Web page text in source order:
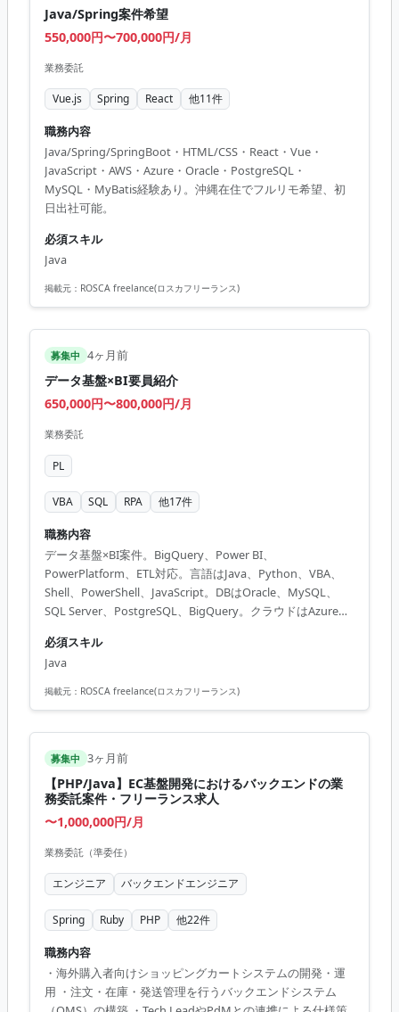
Java/Spring案件希望
550,000円〜700,000円/月
業務委託
Vue.js Spring React 他11件
職務内容
Java/Spring/SpringBoot・HTML/CSS・React・Vue・
JavaScript・AWS・Azure・Oracle・PostgreSQL・
MySQL・MyBatis経験あり。沖縄在住でフルリモ希望、初
日出社可能。
必須スキル
Java
掲載元： ROSCA freelance(ロスカフリーランス)
募集中 4ヶ月前
データ基盤×BI要員紹介
650,000円〜800,000円/月
業務委託
PL
VBA SQL RPA 他17件
職務内容
データ基盤×BI案件。BigQuery、Power BI、
PowerPlatform、ETL対応。言語はJava、Python、VBA、
Shell、PowerShell、JavaScript。DBはOracle、MySQL、
SQL Server、PostgreSQL、BigQuery。クラウドはAzure、
PowerCenter、DataSpider、Azure Data Factory。RPAは
Automation Anywhere、Power Automate Desktop。その
他SharePoint、Teams、Git、SVN。日本語...
必須スキル
Java
掲載元： ROSCA freelance(ロスカフリーランス)
募集中 3ヶ月前
【PHP/Java】EC基盤開発におけるバックエンドの業
務委託案件・フリーランス求人
〜1,000,000円/月
業務委託（準委任）
エンジニア バックエンドエンジニア
Spring Ruby PHP 他22件
職務内容
・海外購入者向けショッピングカートシステムの開発・運
用 ・注文・在庫・発送管理を行うバックエンドシステム